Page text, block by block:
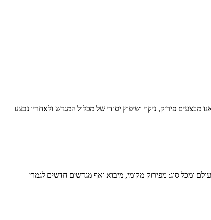
פירוק, ניקוי ושיפוץ יסודי של מכלול המגדש ולאחריו נבצע
ומכל סוג: מפירוק מקומי, מיבוא ואף מגדשים חדשים לגמרי